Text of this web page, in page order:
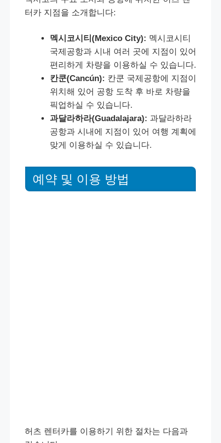
터카 지점을 소개합니다:
멕시코시티(Mexico City): 멕시코시티
국제공항과 시내 여러 곳에 지점이 있어
편리하게 차량을 이용하실 수 있습니다.
칸쿤(Cancún): 칸쿤 국제공항에 지점이
위치해 있어 공항 도착 후 바로 차량을
픽업하실 수 있습니다.
과달라하라(Guadalajara): 과달라하라
공항과 시내에 지점이 있어 여행 계획에
맞게 이용하실 수 있습니다.
예약 및 이용 방법
허츠 렌터카를 이용하기 위한 절차는 다음과